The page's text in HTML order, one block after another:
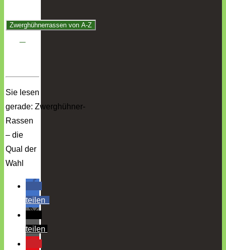
Sie lesen
gerade: Zwerghühner-
Rassen
– die
Qual der
Wahl
teilen
teilen